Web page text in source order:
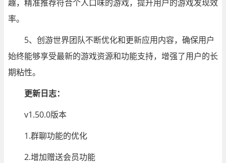
趣，精准推荐符合个人口味的游戏，提升用户的游戏发现效
率。
5、创游世界团队不断优化和更新应用内容，确保用户
始终能够享受最新的游戏资源和功能支持，增强了用户的长
期粘性。
更新日志：
v1.50.0版本
1.群聊功能的优化
2.增加赠送会员功能